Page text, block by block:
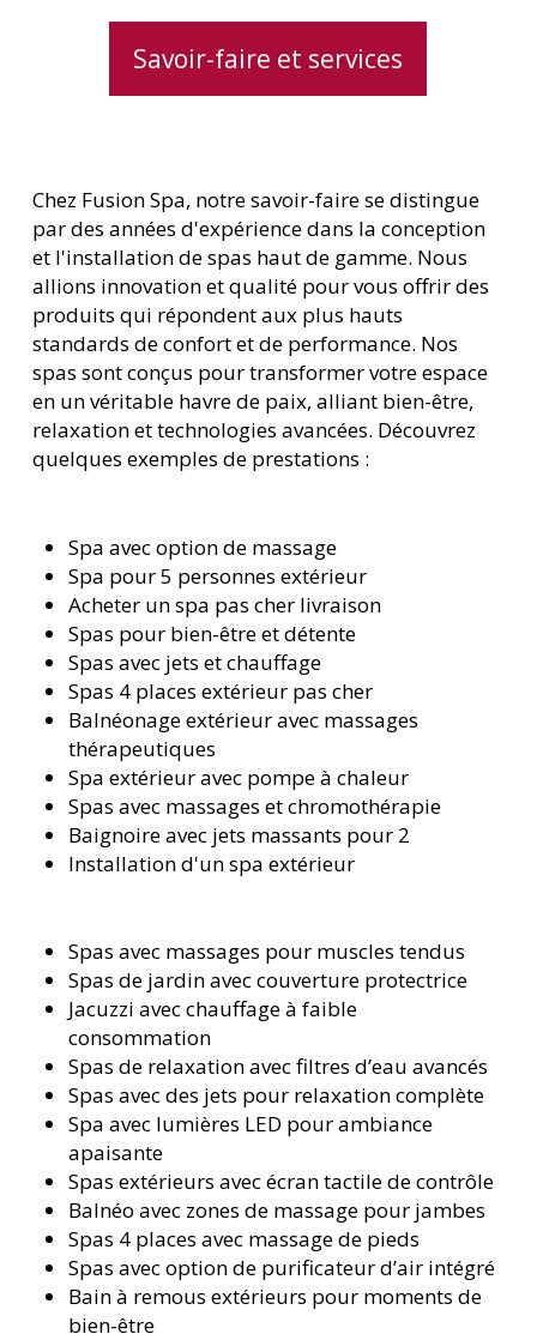
Savoir-faire et services
Chez Fusion Spa, notre savoir-faire se distingue
par des années d'expérience dans la conception
et l'installation de spas haut de gamme. Nous
allions innovation et qualité pour vous offrir des
produits qui répondent aux plus hauts
standards de confort et de performance. Nos
spas sont conçus pour transformer votre espace
en un véritable havre de paix, alliant bien-être,
relaxation et technologies avancées. Découvrez
quelques exemples de prestations :
Spa avec option de massage
Spa pour 5 personnes extérieur
Acheter un spa pas cher livraison
Spas pour bien-être et détente
Spas avec jets et chauffage
Spas 4 places extérieur pas cher
Balnéonage extérieur avec massages
thérapeutiques
Spa extérieur avec pompe à chaleur
Spas avec massages et chromothérapie
Baignoire avec jets massants pour 2
Installation d'un spa extérieur
Spas avec massages pour muscles tendus
Spas de jardin avec couverture protectrice
Jacuzzi avec chauffage à faible
consommation
Spas de relaxation avec filtres d’eau avancés
Spas avec des jets pour relaxation complète
Spa avec lumières LED pour ambiance
apaisante
Spas extérieurs avec écran tactile de contrôle
Balnéo avec zones de massage pour jambes
Spas 4 places avec massage de pieds
Spas avec option de purificateur d’air intégré
Bain à remous extérieurs pour moments de
bien-être